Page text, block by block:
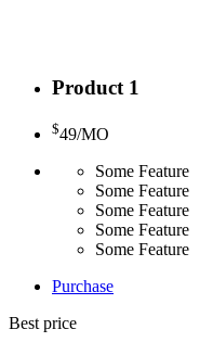
Product 1
$49/MO
Some Feature
Some Feature
Some Feature
Some Feature
Some Feature
Purchase
Best price